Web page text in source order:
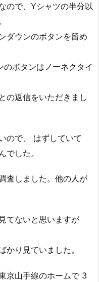
ので、Yシャツの半分以
ダウンのボタンを留め
ボタンはノーネクタイ
の返信をいただきまし
ので、 はずしていて
でした。
査しました。他の人が
てないと思いますが
かり見ていました。
京山手線のホームで 3